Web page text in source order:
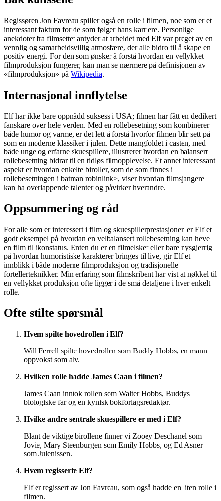
Regissøren Jon Favreau spiller også en rolle i filmen, noe som er et
interessant faktum for de som følger hans karriere. Personlige
anekdoter fra filmsettet antyder at arbeidet med Elf var preget av en
vennlig og samarbeidsvillig atmosfære, der alle bidro til å skape en
positiv energi. For den som ønsker å forstå hvordan en vellykket
filmproduksjon fungerer, kan man se nærmere på definisjonen av
«filmproduksjon» på Wikipedia.
Internasjonal innflytelse
Elf har ikke bare oppnådd suksess i USA; filmen har fått en dedikert
fanskare over hele verden. Med en rollebesetning som kombinerer
både humor og varme, er det lett å forstå hvorfor filmen blir sett på
som en moderne klassiker i julen. Dette mangfoldet i casten, med
både unge og erfarne skuespillere, illustrerer hvordan en balansert
rollebesetning bidrar til en tidløs filmopplevelse. Et annet interessant
aspekt er hvordan enkelte biroller, som de som finnes i
rollebesetningen i batman robinlink>, viser hvordan filmsjangere
kan ha overlappende talenter og påvirker hverandre.
Oppsummering og råd
For alle som er interessert i film og skuespillerprestasjoner, er Elf et
godt eksempel på hvordan en velbalansert rollebesetning kan heve
en film til ikonstatus. Enten du er en filmelsker eller bare nysgjerrig
på hvordan humoristiske karakterer bringes til live, gir Elf et
innblikk i både moderne filmproduksjon og tradisjonelle
fortellerteknikker. Min erfaring som filmskribent har vist at nøkkel til
en vellykket produksjon ofte ligger i de små detaljene i hver enkelt
rolle.
Ofte stilte spørsmål
Hvem spilte hovedrollen i Elf?
Will Ferrell spilte hovedrollen som Buddy Hobbs, en mann
oppvokst som alv.
Hvilken rolle hadde James Caan i filmen?
James Caan inntok rollen som Walter Hobbs, Buddys
biologiske far og en kynisk bokforlagsredaktør.
Hvilke andre sentrale skuespillere er med i Elf?
Blant de viktige birollene finner vi Zooey Deschanel som
Jovie, Mary Steenburgen som Emily Hobbs, og Ed Asner
som Julenissen.
Hvem regisserte Elf?
Elf er regissert av Jon Favreau, som også hadde en liten rolle i
filmen.